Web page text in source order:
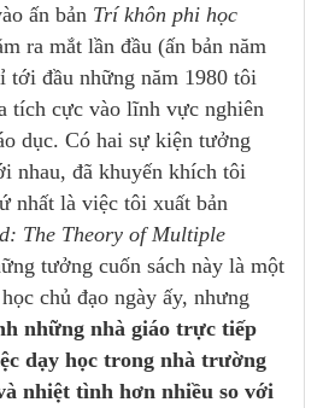
ấn bản Trí khôn phi học
ra mắt lần đầu (ấn bản năm
đầu những năm 1980 tôi
tích cực vào lĩnh vực nghiên
dục. Có hai sự kiện tưởng
nhau, đã khuyến khích tôi
nhất là việc tôi xuất bản
The Theory of Multiple
tưởng cuốn sách này là một
chủ đạo ngày ấy, nhưng
những nhà giáo trực tiếp
dạy học trong nhà trường
nhiệt tình hơn nhiều so với